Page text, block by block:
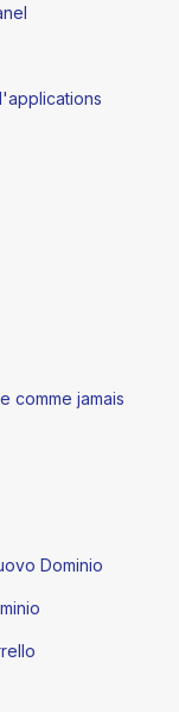
comme jamais
Dominio